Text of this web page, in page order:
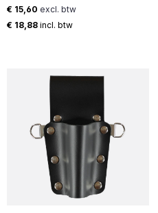
Breedte: 11.5 cm Hoogte: 20.5
cm Breedte loop: 6.5 cmNormale prijs:
€ 15,60 excl. btw
€ 18,88 incl. btw